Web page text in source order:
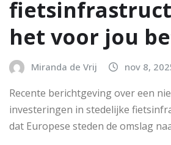
het voor jou
Miranda de Vrij nov 8,
Recente berichtgeving over een
investeringen in stedelijke
dat Europese steden de omslag